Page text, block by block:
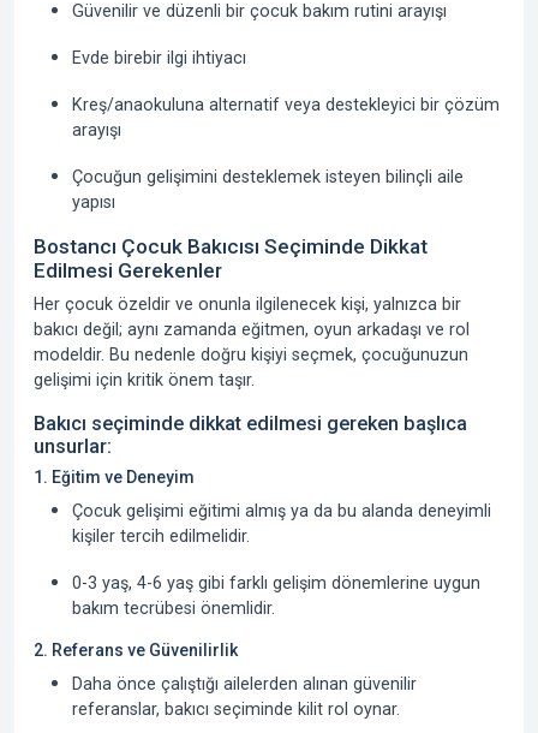
Güvenilir ve düzenli bir çocuk bakım rutini arayışı
Evde birebir ilgi ihtiyacı
Kreş/anaokuluna alternatif veya destekleyici bir çözüm
arayışı
Çocuğun gelişimini desteklemek isteyen bilinçli aile
yapısı
Bostancı Çocuk Bakıcısı Seçiminde Dikkat
Edilmesi Gerekenler
Her çocuk özeldir ve onunla ilgilenecek kişi, yalnızca bir
bakıcı değil; aynı zamanda eğitmen, oyun arkadaşı ve rol
modeldir. Bu nedenle doğru kişiyi seçmek, çocuğunuzun
gelişimi için kritik önem taşır.
Bakıcı seçiminde dikkat edilmesi gereken başlıca
unsurlar:
1. Eğitim ve Deneyim
Çocuk gelişimi eğitimi almış ya da bu alanda deneyimli
kişiler tercih edilmelidir.
0-3 yaş, 4-6 yaş gibi farklı gelişim dönemlerine uygun
bakım tecrübesi önemlidir.
2. Referans ve Güvenilirlik
Daha önce çalıştığı ailelerden alınan güvenilir
referanslar, bakıcı seçiminde kilit rol oynar.